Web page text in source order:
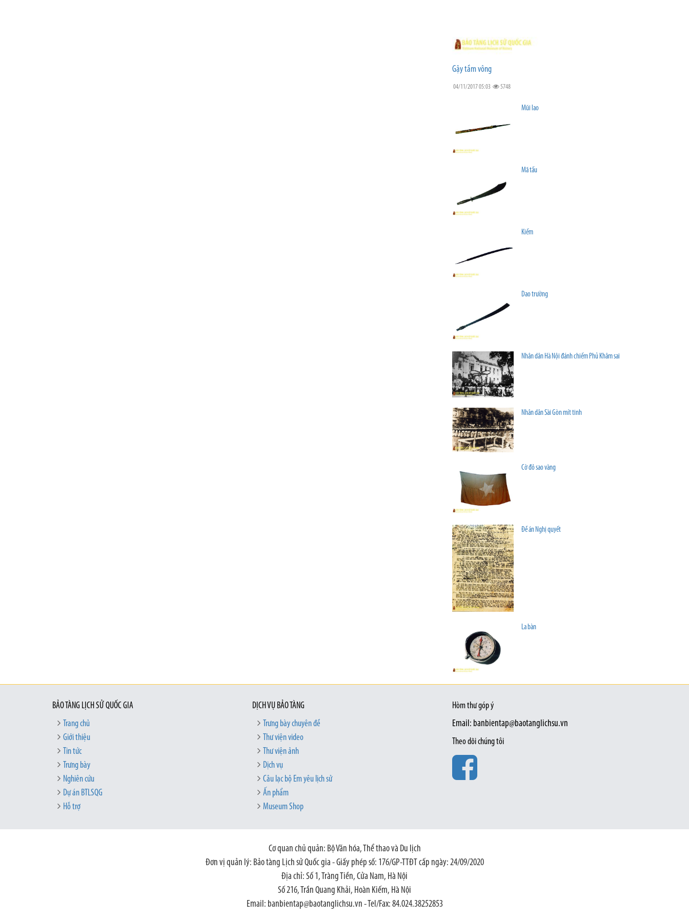
Gậy tầm vông
04/11/2017 05:03 5748
Mũi lao
Mã tấu
Kiếm
Dao trường
Nhân dân Hà Nội đánh chiếm Phủ Khâm sai
Nhân dân Sài Gòn mít tinh
Cờ đỏ sao vàng
Đề án Nghị quyết
La bàn
BẢO TÀNG LỊCH SỬ QUỐC GIA
Trang chủ
Giới thiệu
Tin tức
Trưng bày
Nghiên cứu
Dự án BTLSQG
Hỗ trợ
DỊCH VỤ BẢO TÀNG
Trưng bày chuyên đề
Thư viện video
Thư viện ảnh
Dịch vụ
Câu lạc bộ Em yêu lịch sử
Ấn phẩm
Museum Shop
Hòm thư góp ý
Email: banbientap@baotanglichsu.vn
Theo dõi chúng tôi
Cơ quan chủ quản: Bộ Văn hóa, Thể thao và Du lịch
Đơn vị quản lý: Bảo tàng Lịch sử Quốc gia - Giấy phép số: 176/GP-TTĐT cấp ngày: 24/09/2020
Địa chỉ: Số 1, Tràng Tiền, Cửa Nam, Hà Nội
Số 216, Trần Quang Khải, Hoàn Kiếm, Hà Nội
Email: banbientap@baotanglichsu.vn - Tel/Fax: 84.024.38252853